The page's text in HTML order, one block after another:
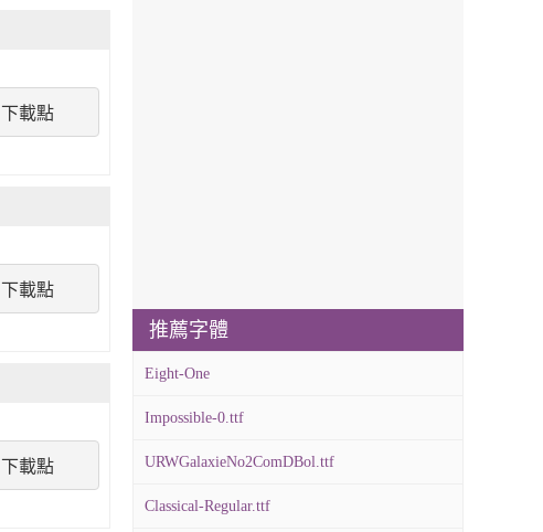
下載點
下載點
下載點
推薦字體
Eight-One
Impossible-0.ttf
URWGalaxieNo2ComDBol.ttf
Classical-Regular.ttf